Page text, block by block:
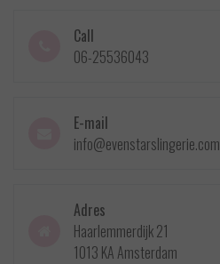
Call
06-25536043
E-mail
info@evenstarslingerie.com
Adres
Haarlemmerdijk 21
1013 KA Amsterdam